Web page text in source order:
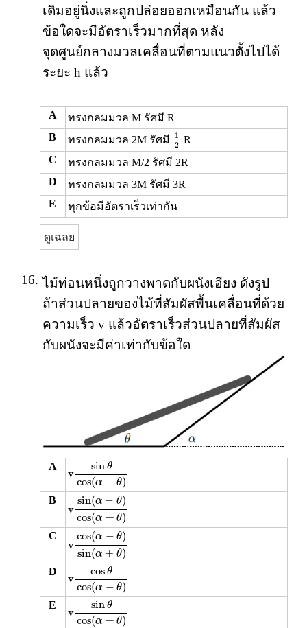
เดิมอยู่นิ่งและถูกปล่อยออกเหมือนกัน แล้ว
ข้อใดจะมีอัตราเร็วมากที่สุด หลัง
จุดศูนย์กลางมวลเคลื่อนที่ตามแนวตั้งไปได้
ระยะ h แล้ว
A
ทรงกลมมวล M รัศมี R
B
ทรงกลมมวล 2M รัศมี
1
2
12
R
C
ทรงกลมมวล M/2 รัศมี 2R
D
ทรงกลมมวล 3M รัศมี 3R
E
ทุกข้อมีอัตราเร็วเท่ากัน
ดูเฉลย
16. ไม้ท่อนหนึ่งถูกวางพาดกับผนังเอียง ดังรูป
ถ้าส่วนปลายของไม้ที่สัมผัสพื้นเคลื่อนที่ด้วย
ความเร็ว v แล้วอัตราเร็วส่วนปลายที่สัมผัส
กับผนังจะมีค่าเท่ากับข้อใด
A
v
sin θ
cos(α − θ)
vsinθcos(α−θ)
B
v
sin(α − θ)
cos(α + θ)
vsin(α−θ)cos(α+θ)
C
v
cos(α − θ)
sin(α + θ)
vcos(α−θ)sin(α+θ)
D
v
cosθ
cos(α − θ)
vcosθcos(α−θ)
E
v
sin θ
cos(α + θ)
vsinθcos(α+θ)